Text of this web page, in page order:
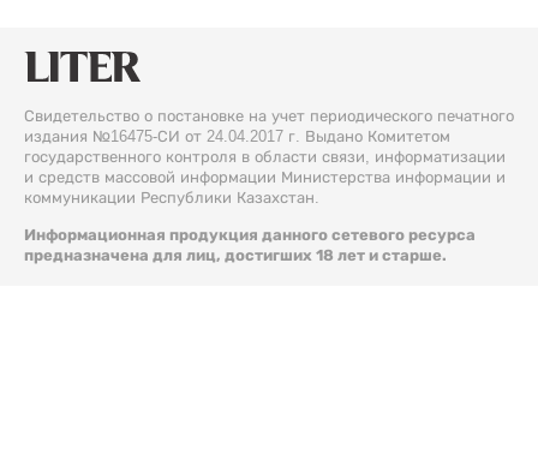
Свидетельство о постановке на учет периодического печатного
издания №16475-СИ от 24.04.2017 г. Выдано Комитетом
государственного контроля в области связи, информатизации
и средств массовой информации Министерства информации и
коммуникации Республики Казахстан.
Информационная продукция данного сетевого ресурса
предназначена для лиц, достигших 18 лет и старше.